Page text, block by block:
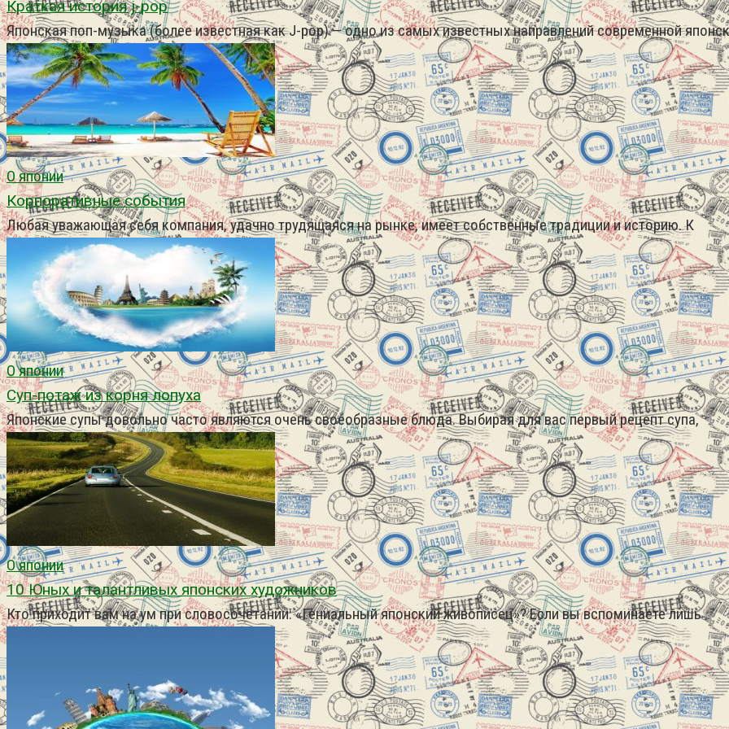
Краткая история j-pop
Японская поп-музыка (более известная как J-pop) — одно из самых известных направлений современной
О японии
Корпоративные события
Любая уважающая себя компания, удачно трудящаяся на рынке, имеет собственные традиции и историю. К
О японии
Суп-потаж из корня лопуха
Японские супы довольно часто являются очень своеобразные блюда. Выбирая для вас первый рецепт супа,
О японии
10 Юных и талантливых японских художников
Кто приходит вам на ум при словосочетании: «Гениальный японский живописец»? Если вы вспоминаете лишь